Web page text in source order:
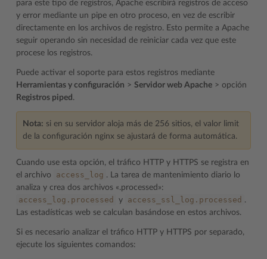
para este tipo de registros, Apache escribirá registros de acceso
y error mediante un pipe en otro proceso, en vez de escribir
directamente en los archivos de registro. Esto permite a Apache
seguir operando sin necesidad de reiniciar cada vez que este
procese los registros.
Puede activar el soporte para estos registros mediante
Herramientas y configuración > Servidor web Apache > opción
Registros piped .
Nota: si en su servidor aloja más de 256 sitios, el valor limit
de la configuración nginx se ajustará de forma automática.
Cuando use esta opción, el tráfico HTTP y HTTPS se registra en
el archivo
access_log . La tarea de mantenimiento diario lo
analiza y crea dos archivos «.processed»:
access_log.processed y access_ssl_log.processed .
Las estadísticas web se calculan basándose en estos archivos.
Si es necesario analizar el tráfico HTTP y HTTPS por separado,
ejecute los siguientes comandos: